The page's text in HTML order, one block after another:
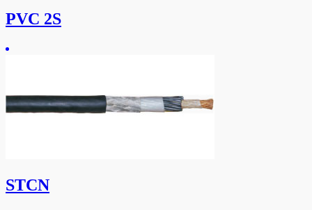
PVC 2S
STCN